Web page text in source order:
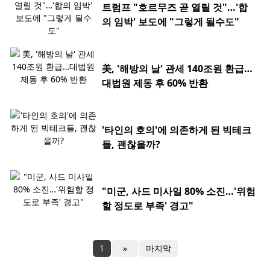
트럼프 "호르무즈 곧 열릴 것"…'합
의 임박' 보도에 "그렇게 될수도"
美, '해방의 날' 관세 140조원 환급…
대법원 제동 후 60% 반환
'타인의 호의'에 의존하게 된 빅테크
들, 괜찮을까?
"미군, 사드 미사일 80% 소진…'위험
할 정도로 부족' 경고"
1 » 마지막